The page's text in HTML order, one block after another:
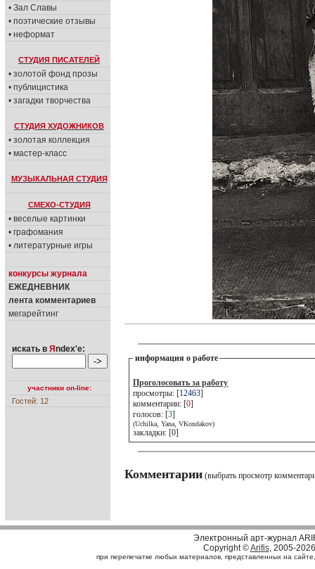
• Зал Славы
• поэтические отзывы
• неформат
СТУДИЯ ПИСАТЕЛЕЙ
• золотой фонд прозы
• публицистика
• загадки творчества
СТУДИЯ ХУДОЖНИКОВ
• золотая коллекция
• мастер-класс
МУЗЫКАЛЬНАЯ СТУДИЯ
СМЕХО-СТУДИЯ
• веселые картинки
• графомания
• литературные игры
конкурсы журнала
ЕЖЕДНЕВНИК
лента комментариев
мегарейтинг
искать в Я ndex'е:
участники on-line:
Гостей: 12
информация о работе
Проголосовать за работу
просмотры: [12463]
комментарии: [0]
голосов: [3]
(Uchilka, Yana, VKondakov)
закладки: [0]
Комментарии (выбрать просмотр
Электронный арт-журнал
Copyright ©Arifis, 2005-2026
при перепечатке любых материалов, представленных на